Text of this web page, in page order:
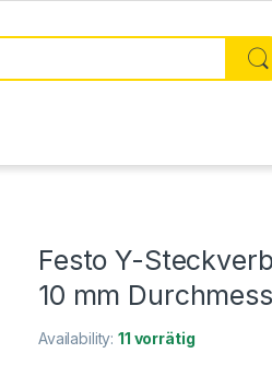
Festo Y-
10 mm
Availability:11 vorrätig